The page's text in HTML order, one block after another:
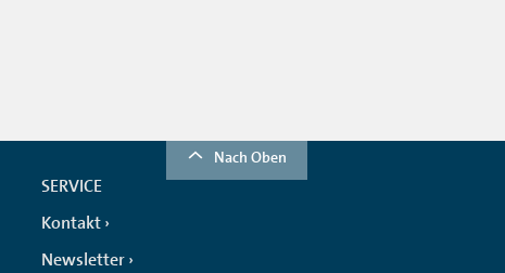
Nach Oben
SERVICE
Kontakt
Newsletter